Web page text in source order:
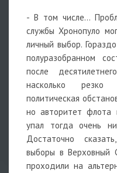
- В том числе...
службы Хронопуло
личный выбор.
полуразобранном
после
насколько резко
политическая
но авторитет флота
упал тогда очень
Достаточно
выборы в Верховный
проходили на